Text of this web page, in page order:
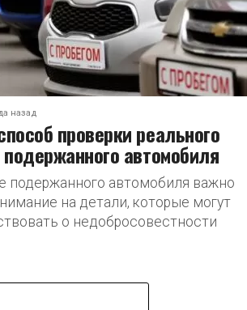
назад
проверки реального
подержанного автомобиля
подержанного автомобиля важно
на детали, которые могут
о недобросовестности